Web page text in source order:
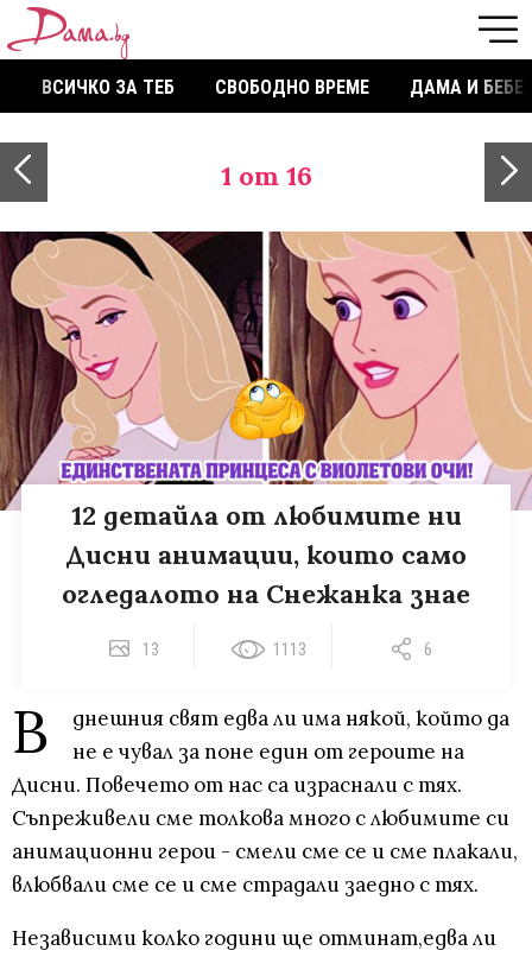
ВСИЧКО ЗА ТЕБ СВОБОДНО ВРЕМЕ ДАМА И БЕБЕ
1 от 16
12 детайла от любимите ни
Дисни анимации, които само
огледалото на Снежанка знае
13 1113 6
В
днешния свят едва ли има някой, който да
не е чувал за поне един от героите на
Дисни. Повечето от нас са израснали с тях.
Съпреживели сме толкова много с любимите си
анимационни герои - смели сме се и сме плакали,
влюбвали сме се и сме страдали заедно с тях.
Независими колко години ще отминат,едва ли